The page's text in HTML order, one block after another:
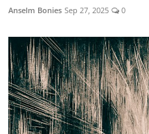
Anselm Bonies Sep 27, 2025 0